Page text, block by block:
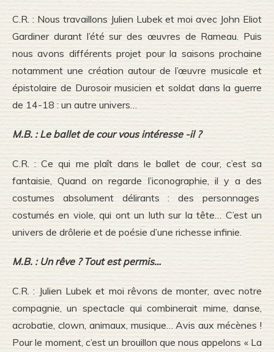
C.R. : Nous travaillons Julien Lubek et moi avec John Eliot
Gardiner durant l’été sur des œuvres de Rameau. Puis
nous avons différents projet pour la saisons prochaine
notamment une création autour de l’œuvre musicale et
épistolaire de Durosoir musicien et soldat dans la guerre
de 14-18 : un autre univers…
M.B. : Le ballet de cour vous intéresse -il ?
C.R. : Ce qui me plaît dans le ballet de cour, c’est sa
fantaisie, Quand on regarde l’iconographie, il y a des
costumes absolument délirants : des personnages
costumés en viole, qui ont un luth sur la tête… C’est un
univers de drôlerie et de poésie d’une richesse infinie.
M.B. : Un rêve ? Tout est permis…
C.R. : Julien Lubek et moi rêvons de monter, avec notre
compagnie, un spectacle qui combinerait mime, danse,
acrobatie, clown, animaux, musique… Avis aux mécènes !
Pour le moment, c’est un brouillon que nous appelons « La